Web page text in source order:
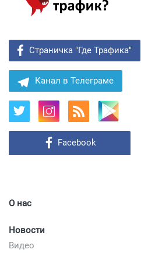
Страничка "Где Трафика"
Канал в Телеграме
О нас
Новости
Видео
Facebook